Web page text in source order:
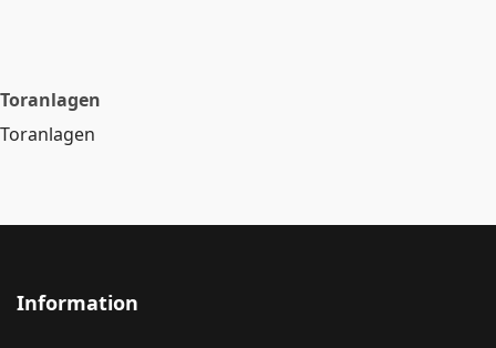
Toranlagen
Toranlagen
Information